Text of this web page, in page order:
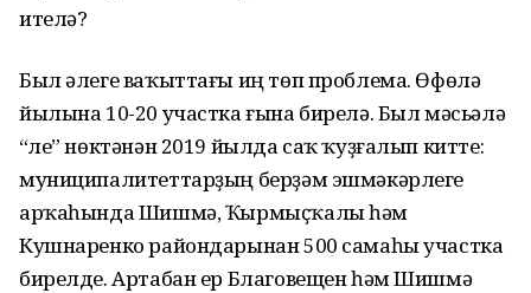
ителә?
Был әлеге ваҡыттағы иң төп проблема. Өфөлә
йылына 10-20 участка ғына бирелә. Был мәсьәлә
“үле” нөктәнән 2019 йылда саҡ ҡуҙғалып китте:
муниципалитеттарҙың берҙәм эшмәкәрлеге
арҡаһында Шишмә, Ҡырмыҫҡалы һәм
Кушнаренко райондарынан 500 самаһы участка
бирелде. Артабан ер Благовещен һәм Шишмә